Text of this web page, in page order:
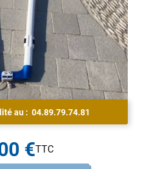
au : 04.89.79.74.81
€